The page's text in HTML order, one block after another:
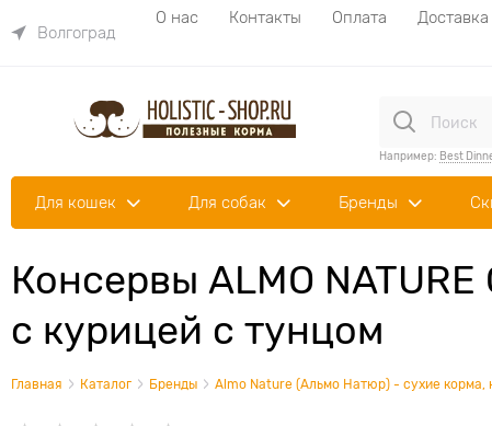
Волгоград
О нас Контакты Оплата Доставка
Например: Best
Для кошек Для собак Бренды
Консервы ALMO
с курицей с тунцом
Главная Каталог Бренды Almo Nature (Альмо Натюр) - сухие корма,